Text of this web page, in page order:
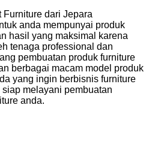
Furniture dari Jepara
anda mempunyai produk
hasil yang maksimal karena
tenaga professional dan
pembuatan produk furniture
berbagai macam model produk
yang ingin berbisnis furniture
melayani pembuatan
anda.